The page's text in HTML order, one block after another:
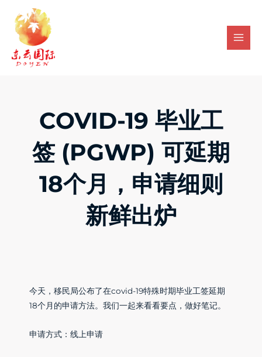
content
COVID-19 毕业工
签 (PGWP) 可延期
18个月，申请细则
新鲜出炉
今天，移民局公布了在covid-19特殊时期毕业工签延期
18个月的申请方法。我们一起来看看要点，做好笔记。
申请方式：线上申请